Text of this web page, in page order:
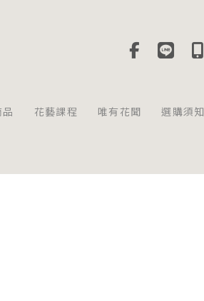
花藝課程 唯有花聞 選購須知